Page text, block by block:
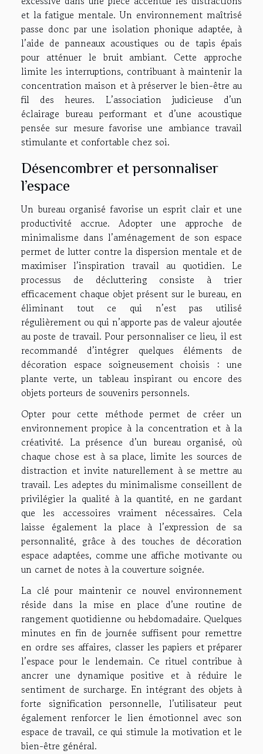
et la fatigue mentale. Un environnement maîtrisé
passe donc par une isolation phonique adaptée, à
l’aide de panneaux acoustiques ou de tapis épais
pour atténuer le bruit ambiant. Cette approche
limite les interruptions, contribuant à maintenir la
concentration maison et à préserver le bien-être au
fil des heures. L’association judicieuse d’un
éclairage bureau performant et d’une acoustique
pensée sur mesure favorise une ambiance travail
stimulante et confortable chez soi.
Désencombrer et personnaliser
l’espace
Un bureau organisé favorise un esprit clair et une
productivité accrue. Adopter une approche de
minimalisme dans l’aménagement de son espace
permet de lutter contre la dispersion mentale et de
maximiser l’inspiration travail au quotidien. Le
processus de décluttering consiste à trier
efficacement chaque objet présent sur le bureau, en
éliminant tout ce qui n’est pas utilisé
régulièrement ou qui n’apporte pas de valeur ajoutée
au poste de travail. Pour personnaliser ce lieu, il est
recommandé d’intégrer quelques éléments de
décoration espace soigneusement choisis : une
plante verte, un tableau inspirant ou encore des
objets porteurs de souvenirs personnels.
Opter pour cette méthode permet de créer un
environnement propice à la concentration et à la
créativité. La présence d’un bureau organisé, où
chaque chose est à sa place, limite les sources de
distraction et invite naturellement à se mettre au
travail. Les adeptes du minimalisme conseillent de
privilégier la qualité à la quantité, en ne gardant
que les accessoires vraiment nécessaires. Cela
laisse également la place à l’expression de sa
personnalité, grâce à des touches de décoration
espace adaptées, comme une affiche motivante ou
un carnet de notes à la couverture soignée.
La clé pour maintenir ce nouvel environnement
réside dans la mise en place d’une routine de
rangement quotidienne ou hebdomadaire. Quelques
minutes en fin de journée suffisent pour remettre
en ordre ses affaires, classer les papiers et préparer
l’espace pour le lendemain. Ce rituel contribue à
ancrer une dynamique positive et à réduire le
sentiment de surcharge. En intégrant des objets à
forte signification personnelle, l’utilisateur peut
également renforcer le lien émotionnel avec son
espace de travail, ce qui stimule la motivation et le
bien-être général.